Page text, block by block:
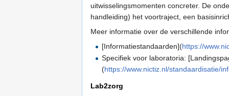
uitwisselingsmomenten concreter. De
handleiding) het voortraject, een
Meer informatie over de verschillende
[Informatiestandaarden](https://
Specifiek voor laboratoria:
(https://www.nictiz.nl/standaardisatie/
Lab2zorg